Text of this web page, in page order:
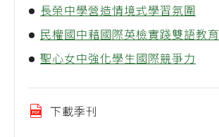
長榮中學營造情境式學習氛圍
民權國中藉國際英檢實踐雙語教育
聖心女中強化學生國際競爭力
下載季刊